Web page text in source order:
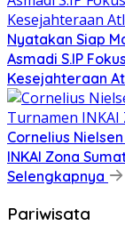
Nyatakan Siap
Asmadi S.IP
Kesejahteraan
Cornelius
INKAI Zona
Selengkapnya
Pariwisata